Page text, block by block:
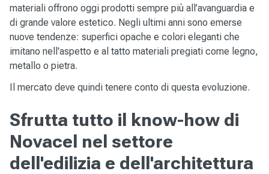
materiali offrono oggi prodotti sempre più all’avanguardia e
di grande valore estetico. Negli ultimi anni sono emerse
nuove tendenze: superfici opache e colori eleganti che
imitano nell'aspetto e al tatto materiali pregiati come legno,
metallo o pietra.
Il mercato deve quindi tenere conto di questa evoluzione.
Sfrutta tutto il know-how di
Novacel nel settore
dell'edilizia e dell'architettura